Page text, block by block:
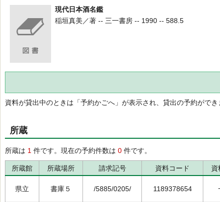
現代日本酒名鑑
稲垣真美／著 -- 三一書房 -- 1990 -- 588.5
資料が貸出中のときは「予約かごへ」が表示され、貸出の予約ができ
所蔵
所蔵は 1 件です。現在の予約件数は 0 件です。
所蔵館 所蔵場所 請求記号 資料コード 資
県立 書庫５ /5885/0205/ 1189378654